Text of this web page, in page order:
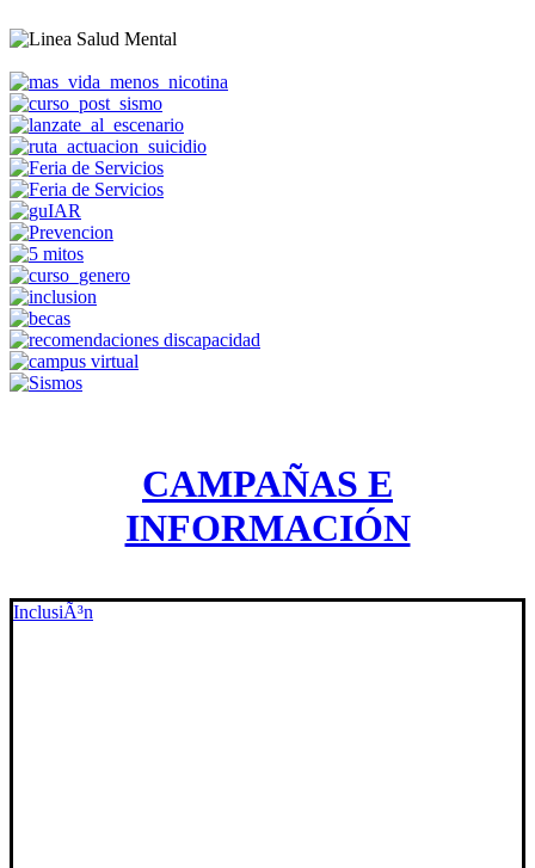
CAMPAÑAS E
INFORMACIÓN
InclusiÃ³n